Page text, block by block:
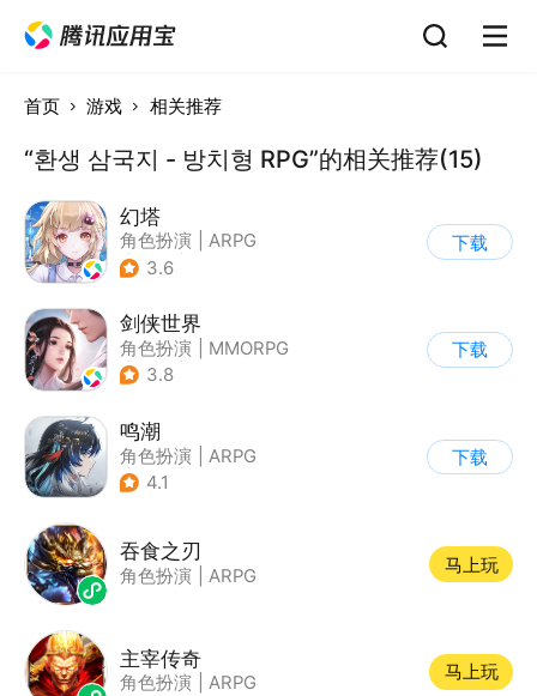
首页 游戏 相关推荐
“환생 삼국지 - 방치형 RPG”的相关推荐(15)
幻塔
角色扮演
ARPG
| 奇幻
3.6
下载
剑侠世界
角色扮演
MMORPG
| 武侠
3.8
下载
鸣潮
角色扮演
ARPG
| 冒险
4.1
下载
吞食之刃
角色扮演 ARPG
马上玩
主宰传奇
角色扮演 ARPG
马上玩